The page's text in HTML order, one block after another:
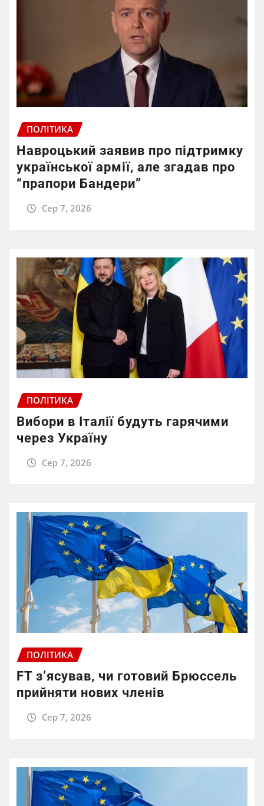
ПОЛІТИКА
Навроцький заявив про підтримку
української армії, але згадав про
“прапори Бандери”
Сер 7, 2026
ПОЛІТИКА
Вибори в Італії будуть гарячими
через Україну
Сер 7, 2026
ПОЛІТИКА
FT зʼясував, чи готовий Брюссель
прийняти нових членів
Сер 7, 2026